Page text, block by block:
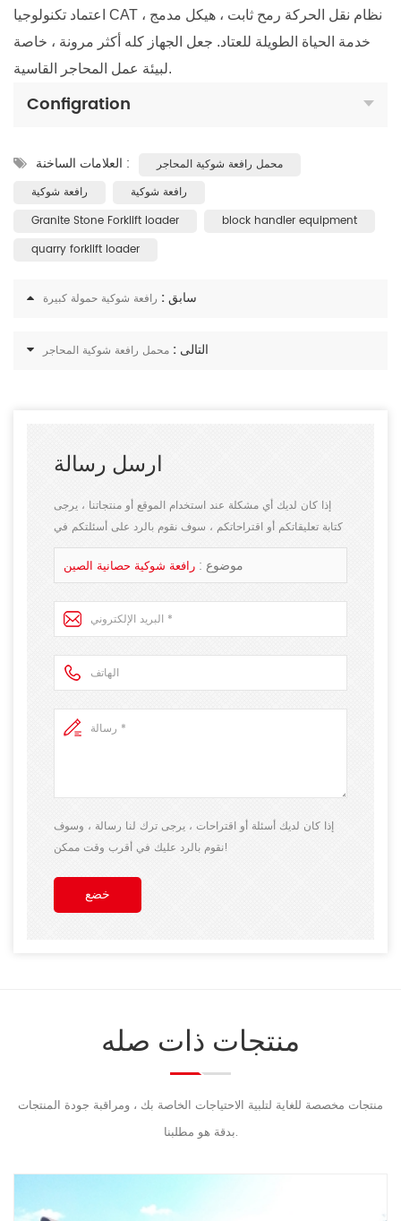
اعتماد تكنولوجيا CAT نظام نقل الحركة رمح ثابت ، هيكل مدمج ،
خدمة الحياة الطويلة للعتاد. جعل الجهاز كله أكثر مرونة ، خاصة
لبيئة عمل المحاجر القاسية.
Configration
العلامات الساخنة :
محمل رافعة شوكية المحاجر
رافعة شوكية
رافعة شوكية
Granite Stone Forklift loader
block handler equipment
quarry forklift loader
سابق : رافعة شوكية حمولة كبيرة
التالى : محمل رافعة شوكية المحاجر
ارسل رسالة
إذا كان لديك أي مشكلة عند استخدام الموقع أو منتجاتنا ، يرجى
كتابة تعليقاتكم أو اقتراحاتكم ، سوف نقوم بالرد على أسئلتكم في
أقرب وقت ممكن! أشكركم على اهتمامكم!
موضوع : رافعة شوكية حصانية الصين
إذا كان لديك أسئلة أو اقتراحات ، يرجى ترك لنا رسالة ، وسوف
نقوم بالرد عليك في أقرب وقت ممكن!
خضع
منتجات ذات صله
منتجات مخصصة للغاية لتلبية الاحتياجات الخاصة بك ، ومراقبة جودة المنتجات
بدقة هو مطلبنا.